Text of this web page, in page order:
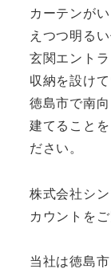
カーテンが
えつつ明る
玄関エント
収納を設けて
徳島市で南
建てること
ださい。
株式会社シ
カウントを
当社は徳島